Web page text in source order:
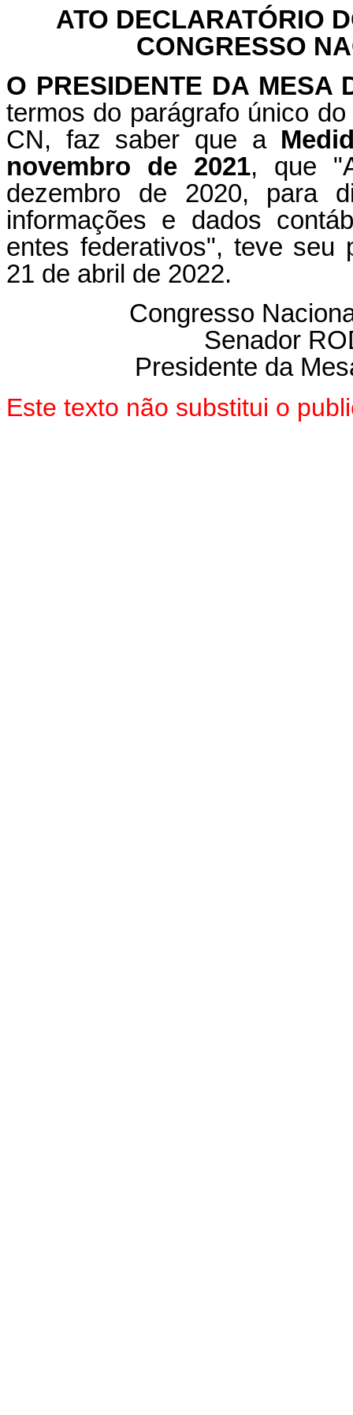
ATO DECLARATÓRIO
CONGRESSO
O PRESIDENTE DA MESA
termos do parágrafo único
CN, faz saber que a
novembro de 2021, que
dezembro de 2020, para
informações e dados
entes federativos", teve seu
21 de abril de 2022.
Congresso
Senador
Presidente da
Este texto não substitui o